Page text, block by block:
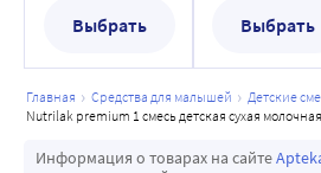
0-6 мес 300г
Выбрать
Выбрать
главная средства для малышей
детские
nutrilak premium 1 смесь детская сухая молочная
Информация о товарах на сайте